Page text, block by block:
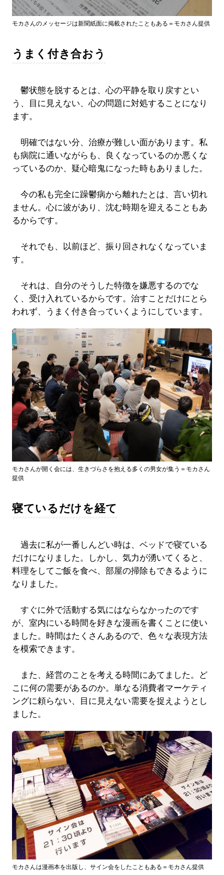
モカさんのメッセージは新聞紙面に掲載されたこともある＝モカさん提供
うまく付き合おう
鬱状態を脱するとは、心の平静を取り戻すとい
う、目に見えない、心の問題に対処することになり
ます。
明確ではない分、治療が難しい面があります。私
も病院に通いながらも、良くなっているのか悪くな
っているのか、疑心暗鬼になった時もありました。
今の私も完全に躁鬱病から離れたとは、言い切れ
ません。心に波があり、沈む時期を迎えることもあ
るからです。
それでも、以前ほど、振り回されなくなっていま
す。
それは、自分のそうした特徴を嫌悪するのでな
く、受け入れているからです。治すことだけにとら
われず、うまく付き合っていくようにしています。
モカさんが開く会には、生きづらさを抱える多くの男女が集う＝モカさん
提供
寝ているだけを経て
過去に私が一番しんどい時は、ベッドで寝ている
だけになりました。しかし、気力が湧いてくると、
料理をしてご飯を食べ、部屋の掃除もできるように
なりました。
すぐに外で活動する気にはならなかったのです
が、室内にいる時間を好きな漫画を書くことに使い
ました。時間はたくさんあるので、色々な表現方法
を模索できます。
また、経営のことを考える時間にあてました。ど
こに何の需要があるのか。単なる消費者マーケティ
ングに頼らない、目に見えない需要を捉えようとし
ました。
モカさんは漫画本を出版し、サイン会をしたこともある＝モカさん提供